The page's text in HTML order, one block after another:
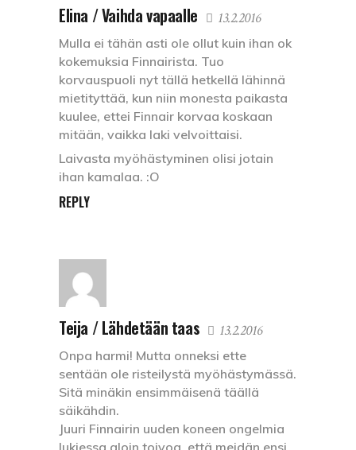
Elina / Vaihda vapaalle 13.2.2016
Mulla ei tähän asti ole ollut kuin ihan ok
kokemuksia Finnairista. Tuo
korvauspuoli nyt tällä hetkellä lähinnä
mietityttää, kun niin monesta paikasta
kuulee, ettei Finnair korvaa koskaan
mitään, vaikka laki velvoittaisi.
Laivasta myöhästyminen olisi jotain
ihan kamalaa. :O
REPLY
Teija / Lähdetään taas 13.2.2016
Onpa harmi! Mutta onneksi ette
sentään ole risteilystä myöhästymässä.
Sitä minäkin ensimmäisenä täällä
säikähdin.
Juuri Finnairin uuden koneen ongelmia